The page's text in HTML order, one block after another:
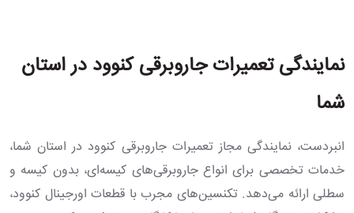
نمایندگی تعمیرات جاروبرقی کنوود در استان
شما
انبردست، نمایندگی مجاز تعمیرات جاروبرقی کنوود در استان شما،
خدمات تخصصی برای انواع جاروبرقی‌های کیسه‌ای، بدون کیسه و
سطلی ارائه می‌دهد. تکنسین‌های مجرب با قطعات اورجینال کنوود،